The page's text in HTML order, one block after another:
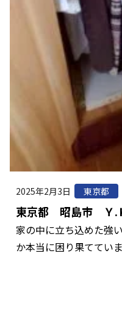
2025年2月3日 東京都
東京都 昭島市 Ｙ.
家の中に立ち込めた強
か本当に困り果ててい